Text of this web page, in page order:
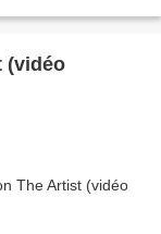
(vidéo